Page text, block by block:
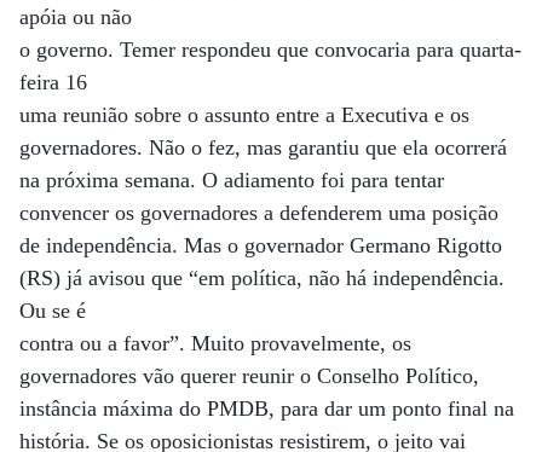
apóia ou não
o governo. Temer respondeu que convocaria para quarta-
feira 16
uma reunião sobre o assunto entre a Executiva e os
governadores. Não o fez, mas garantiu que ela ocorrerá
na próxima semana. O adiamento foi para tentar
convencer os governadores a defenderem uma posição
de independência. Mas o governador Germano Rigotto
(RS) já avisou que “em política, não há independência.
Ou se é
contra ou a favor”. Muito provavelmente, os
governadores vão querer reunir o Conselho Político,
instância máxima do PMDB, para dar um ponto final na
história. Se os oposicionistas resistirem, o jeito vai